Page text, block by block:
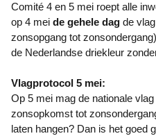
Comité 4 en 5 mei roept alle
op 4 mei de gehele dag de
zonsopgang tot
de Nederlandse driekleur
Vlagprotocol 5 mei:
Op 5 mei mag de nationale
zonsopkomst tot
laten hangen? Dan is het goed